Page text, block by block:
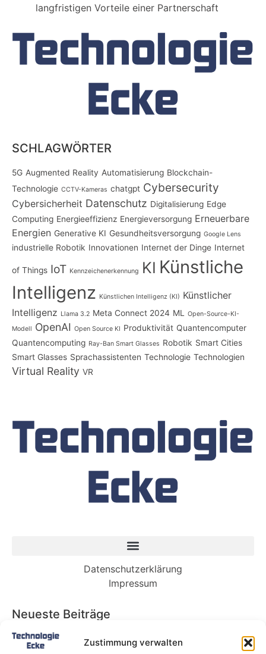
Zustimmung verwalten
langfristigen Vorteile einer Partnerschaft
SCHLAGWÖRTER
5G Augmented Reality Automatisierung Blockchain-
Technologie CCTV-Kameras chatgpt Cybersecurity
Cybersicherheit Datenschutz Digitalisierung Edge
Computing Energieeffizienz Energieversorgung Erneuerbare
Energien Generative KI Gesundheitsversorgung Google Lens
industrielle Robotik Innovationen Internet der Dinge Internet
of Things IoT Kennzeichenerkennung KI Künstliche
Intelligenz Künstlichen Intelligenz (KI) Künstlicher
Intelligenz Llama 3.2 Meta Connect 2024 ML
Open-Source-KI-
Modell OpenAI Open Source KI Produktivität Quantencomputer
Quantencomputing Ray-Ban Smart Glasses Robotik Smart Cities
Smart Glasses Sprachassistenten Technologie Technologien
Virtual Reality VR
Datenschutzerklärung
Impressum
Neueste Beiträge
Babybett 90×200: Die perfekte Lösung für